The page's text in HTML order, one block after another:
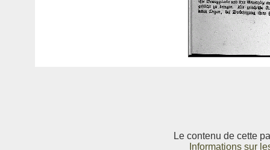
Le contenu de cette
Informations sur